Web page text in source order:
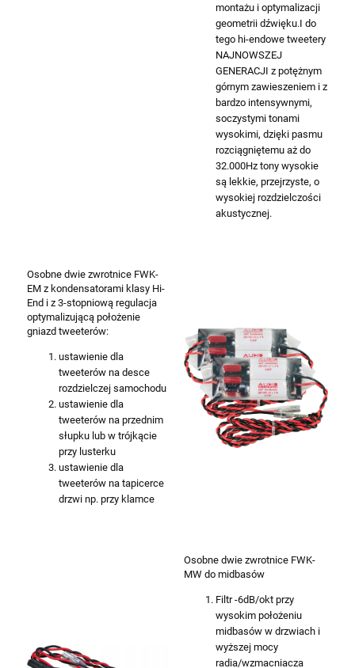
montażu i optymalizacji
geometrii dźwięku.I do
tego hi-endowe tweetery
NAJNOWSZEJ
GENERACJI z potężnym
górnym zawieszeniem i z
bardzo intensywnymi,
soczystymi tonami
wysokimi, dzięki pasmu
rozciągniętemu aż do
32.000Hz tony wysokie
są lekkie, przejrzyste, o
wysokiej rozdzielczości
akustycznej.
Osobne dwie zwrotnice FWK-
EM z kondensatorami klasy Hi-
End i z 3-stopniową regulacja
optymalizującą położenie
gniazd tweeterów:
ustawienie dla
tweeterów na desce
rozdzielczej samochodu
ustawienie dla
tweeterów na przednim
słupku lub w trójkącie
przy lusterku
ustawienie dla
tweeterów na tapicerce
drzwi np. przy klamce
Osobne dwie zwrotnice FWK-
MW do midbasów
Filtr -6dB/okt przy
wysokim położeniu
midbasów w drzwiach i
wyższej mocy
radia/wzmacniacza